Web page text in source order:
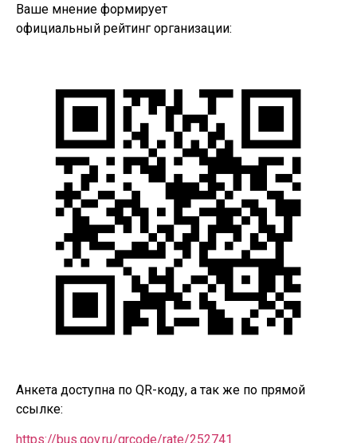
Ваше мнение формирует
официальный рейтинг организации:
Анкета доступна по QR-коду, а так же по прямой
ссылке:
https://bus.gov.ru/qrcode/rate/252741